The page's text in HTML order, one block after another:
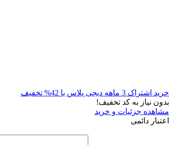
خرید اشتراک 3 ماهه دیجی پلاس با 42% تخفیف
بدون نیاز به کد تخفیف!
مشاهده جزئیات و خرید
اعتبار دائمی